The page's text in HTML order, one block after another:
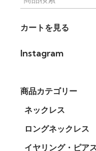
カートを見る
Instagram
商品カテゴリー
ネックレス
ロングネックレス
イヤリング・ピア